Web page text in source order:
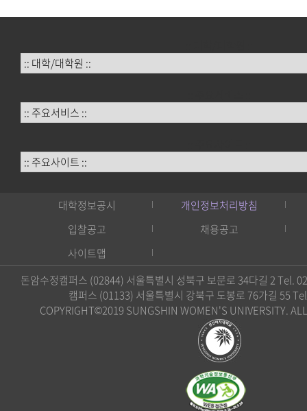
대학정보공시
개인정보처리방침
입찰공고
채용공고
사이트맵
돈암수정캠퍼스 (02844) 서울특별시 성북구 보문로 34다길 2 Tel.
캠퍼스 (01133) 서울특별시 강북구 도봉로 76가길 55
COPYRIGHT©2019 SUNGSHIN WOMEN'S UNIVERSITY.